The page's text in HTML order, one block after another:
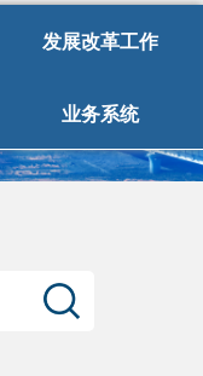
发展改革工作
业务系统